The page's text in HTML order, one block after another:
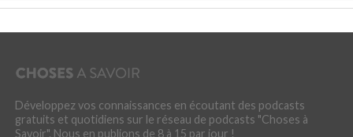
Développez vos connaissances en écoutant des podcasts
gratuits et quotidiens sur le réseau de podcasts "Choses à
Savoir". Nous en publions de 8 à 15 par jour !